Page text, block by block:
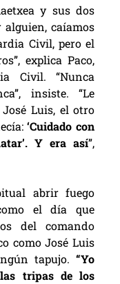
y sus dos
alguien, caíamos
Civil, pero el
explica Paco,
Civil. “Nunca
insiste. “Le
Luis, el otro
‘Cuidado con
Y era así”,
abrir fuego
el día que
del comando
como José Luis
tapujo.“Yo
tripas de los